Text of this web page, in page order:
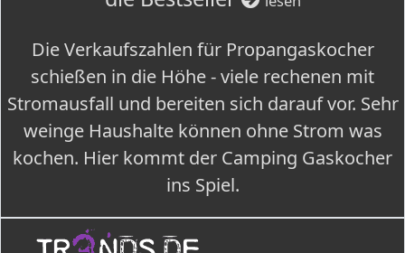
Die Verkaufszahlen für Propangaskocher
schießen in die Höhe - viele rechenen mit
Stromausfall und bereiten sich darauf vor. Sehr
weinge Haushalte können ohne Strom was
kochen. Hier kommt der Camping Gaskocher
ins Spiel.